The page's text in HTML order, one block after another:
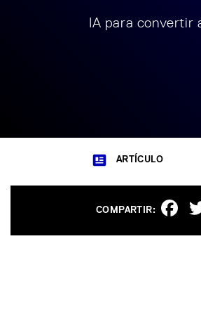
IA para convertir
ARTÍCULO
COMPARTIR: